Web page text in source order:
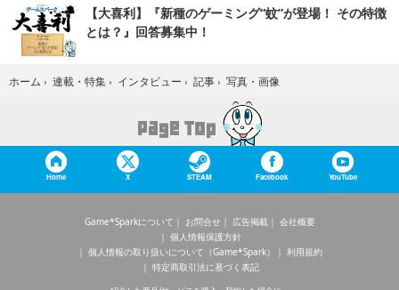
【大喜利】『新種のゲーミング“蚊”が登場！ その特徴
とは？』回答募集中！
ホーム › 連載・特集 › インタビュー › 記事 › 写真・画像
Home X STEAM Facebook YouTube
Game*Sparkについて お問合せ 広告掲載
会社概要
個人情報保護方針
個人情報の取り扱いについて（Game*Spark）
利用規約
特定商取引法に基づく表記